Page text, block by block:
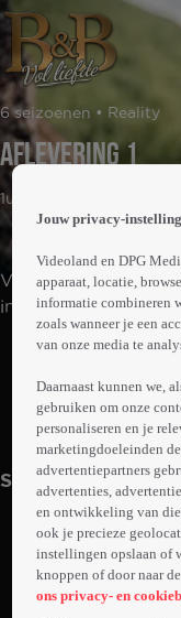
page
6 seizoenen • Reality
Aflevering 1
1uur04min
Vrijgezelle
in het buitenland
leven. Welke
kijken en maakt het
compleet?
Seizoen 6
Jouw privacy-
Videoland en DPG
apparaat, locatie,
informatie combineren
zoals wanneer je een
van onze media te
Daarnaast kunnen we,
gebruiken om onze
personaliseren en je
marketingdoeleinden
advertentiepartners
advertenties,
en ontwikkeling van
ook je precieze
instellingen opslaan of
knoppen of door naar
ons privacy- en